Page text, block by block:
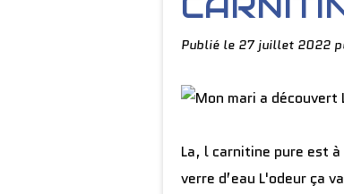
Publié le 27 juillet 2022
La, l carnitine pure est
verre d’eau L'odeur ça